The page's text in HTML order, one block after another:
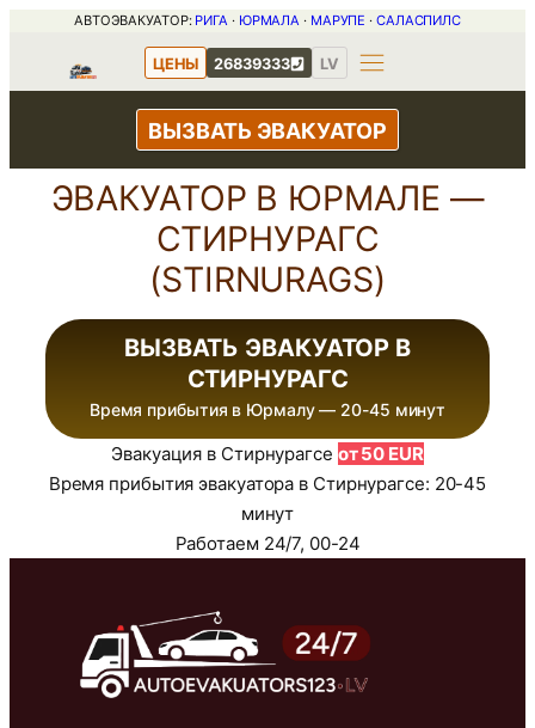
Перейти
содержимому
АВТОЭВАКУАТОР: РИГА · ЮРМАЛА · МАРУПЕ · САЛАСПИЛС
ЦЕНЫ 26839333 LV
ВЫЗВАТЬ ЭВАКУАТОР
ЭВАКУАТОР В ЮРМАЛЕ —
СТИРНУРАГС
(STIRNURAGS)
ВЫЗВАТЬ ЭВАКУАТОР В
СТИРНУРАГС
Время прибытия в Юрмалу — 20-45 минут
Эвакуация в Стирнурагсе от 50 EUR
Время прибытия эвакуатора в Стирнурагсе: 20-45
минут
Работаем 24/7, 00-24